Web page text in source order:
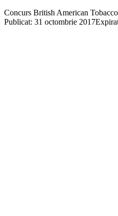
Concurs British American Tobacco
Publicat: 31 octombrie 2017